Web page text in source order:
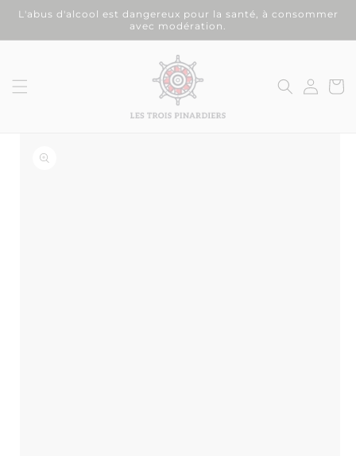
passer
contenu
L'abus d'alcool est dangereux pour la santé, à consommer
avec modération.
Connexion
Panier